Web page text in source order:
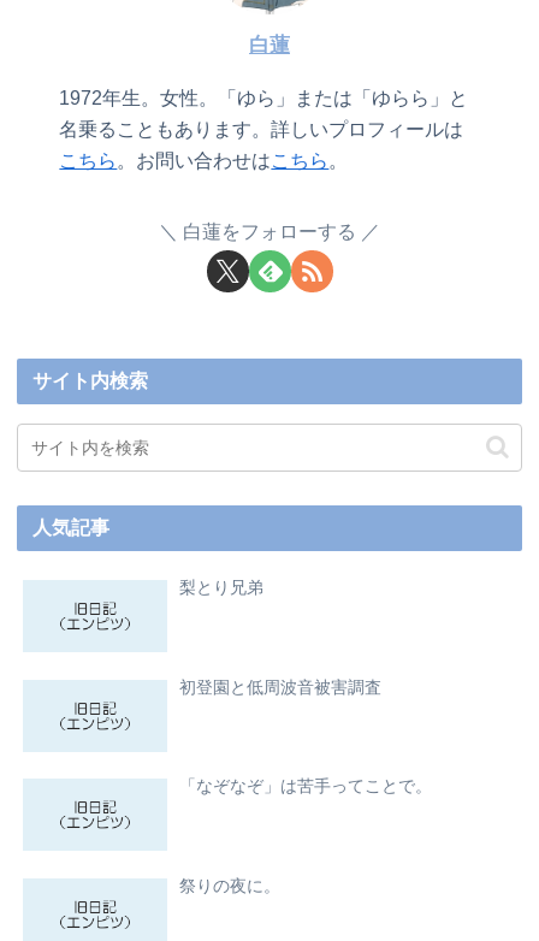
白蓮
1972年生。女性。「ゆら」または「ゆらら」と
名乗ることもあります。詳しいプロフィールは
こちら。お問い合わせはこちら。
白蓮をフォローする
サイト内検索
人気記事
梨とり兄弟
初登園と低周波音被害調査
「なぞなぞ」は苦手ってことで。
祭りの夜に。